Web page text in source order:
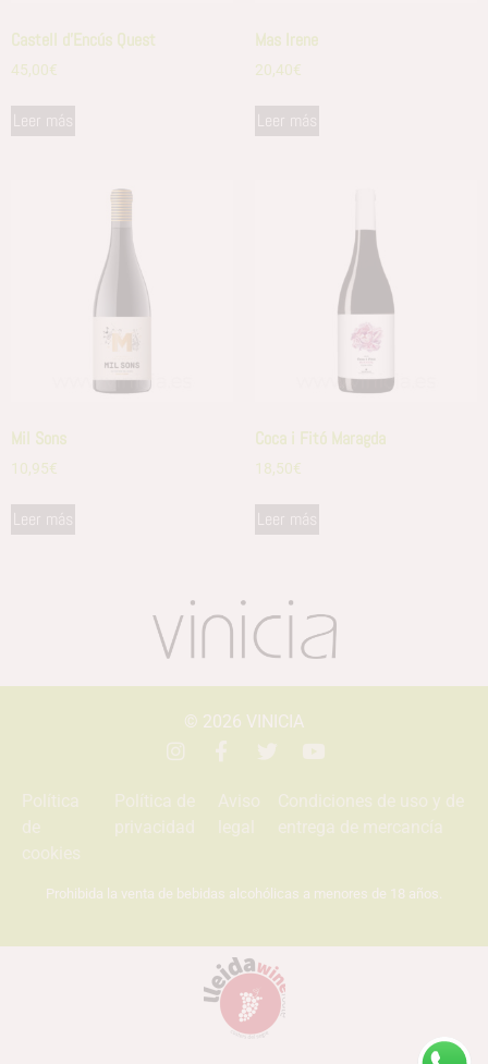
Castell d’Encús Quest
45,00€
Leer más
Mas Irene
20,40€
Leer más
Mil Sons
10,95€
Leer más
Coca i Fitó Maragda
18,50€
Leer más
© 2026 VINICIA
Política
de
cookies
Política de
privacidad
Aviso
legal
Condiciones de uso y de
entrega de mercancía
Prohibida la venta de bebidas alcohólicas a menores de 18 años.